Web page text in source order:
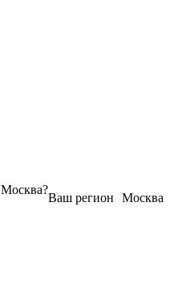
Москва
Ваш регион
Москва?